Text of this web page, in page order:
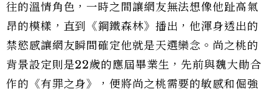
往的溫情角色，一時之間讓網友無法想像他趾高氣
昂的模樣，直到《鋼鐵森林》播出，他渾身透出的
禁慾感讓網友瞬間確定他就是天選欒念。尚之桃的
背景設定則是22歲的應屆畢業生，先前與魏大勛合
作的《有罪之身》，便將尚之桃需要的敏感和倔強